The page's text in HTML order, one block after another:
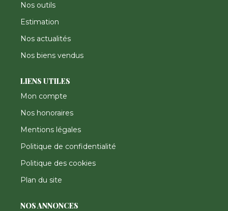
Nos outils
Estimation
Nos actualités
Nos biens vendus
LIENS UTILES
Mon compte
Nos honoraires
Mentions légales
Politique de confidentialité
Politique des cookies
Plan du site
NOS ANNONCES